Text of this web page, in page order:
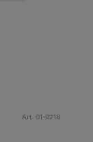
Art. 01-0218